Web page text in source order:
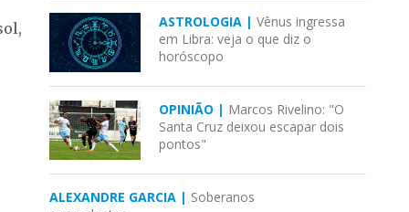
ASTROLOGIA |Vênus ingressa
em Libra: veja o que diz o
horóscopo
OPINIÃO | Marcos Rivelino: "O
Santa Cruz deixou escapar dois
pontos"
ALEXANDRE GARCIA | Soberanos